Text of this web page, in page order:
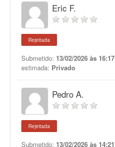
Eric F.
Rejeitada
Submetido: 13/02/2026 às 16:17
estimada: Privado
Pedro A.
Rejeitada
Submetido: 13/02/2026 às 14:21